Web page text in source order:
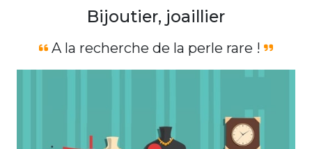
Bijoutier, joaillier
A la recherche de la perle rare !